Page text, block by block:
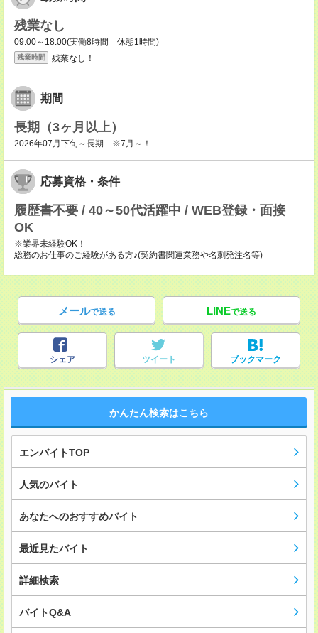
残業なし
09:00～18:00(実働8時間 休憩1時間)
残業時間 残業なし！
期間
長期（3ヶ月以上）
2026年07月下旬～長期 ※7月～！
応募資格・条件
履歴書不要 / 40～50代活躍中 / WEB登録・面接
OK
※業界未経験OK！
総務のお仕事のご経験がある方♪(契約書関連業務や名刺発注名等)
メールで送る LINEで送る
シェア ツイート ブックマーク
かんたん検索はこちら
エンバイトTOP
人気のバイト
あなたへのおすすめバイト
最近見たバイト
詳細検索
バイトQ&A